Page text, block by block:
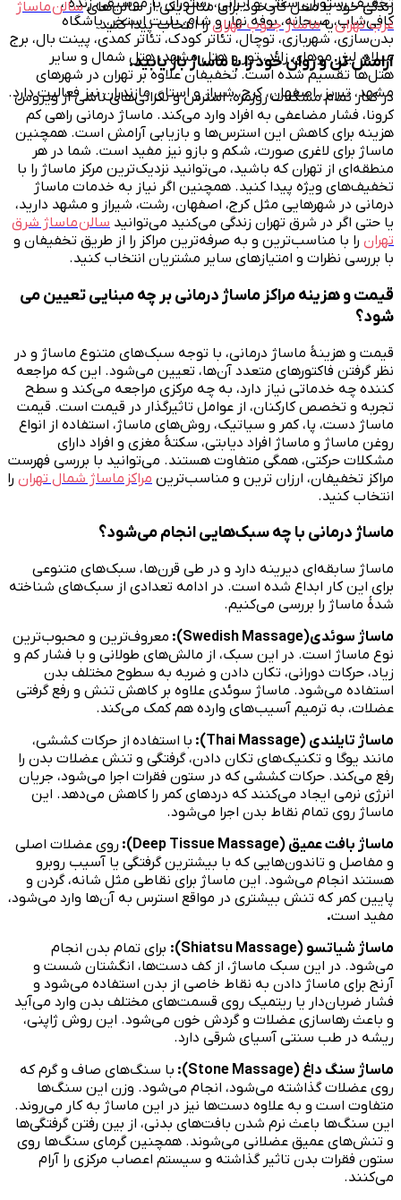
تخفیف رستوران سنتی و ایرانی، رستوران با موسیقی زنده ،
کافی‌شاپ، صبحانه، بوفه نهار و شام، بلیت استخر، باشگاه
بدن‌سازی، شهربازی، توچال، تئاتر کودک، تئاتر کمدی، پینت بال، برج
میلاد، لیزر موهای زائد، تور و هتل مشهد، هتل شمال و سایر
هتل‌ها تقسیم شده است. تخفیفان علاوه بر تهران در شهرهای
مشهد، تبریز، اصفهان، کرج، شیراز و استان مازندران نیز فعالیت دارد.
زندگی خود یا محل کار خود برای مثال یکی از سالن‌هایسالنماساژ
غرب تهرانیاماساژ جنوب تهرانرا انتخاب پیدا کنید.
آرامش تن و روان خود را با ماساژ باز یابید.
در کنار تمام مشکلات روزمره، استرس و نگرانی‌های ناشی از ویروس
کرونا، فشار مضاعفی به افراد وارد می‌کند. ماساژ درمانی راهی کم
هزینه برای کاهش این استرس‌ها و بازیابی آرامش است. همچنین
ماساژ برای لاغری صورت، شکم و بازو نیز مفید است. شما در هر
منطقه‌ای از تهران که باشید، می‌توانید نزدیک‌ترین مرکز ماساژ را با
تخفیف‌های ویژه پیدا کنید. همچنین اگر نیاز به خدمات ماساژ
درمانی در شهرهایی مثل کرج، اصفهان، رشت، شیراز و مشهد دارید،
یا حتی اگر در شرق تهران زندگی می‌کنید می‌توانید سالنماساژ شرق
تهران را با مناسب‌ترین و به صرفه‌ترین مراکز را از طریق تخفیفان و
با بررسی نظرات و امتیازهای سایر مشتریان انتخاب کنید.
قیمت و هزینه مراکز ماساژ درمانی بر چه مبنایی تعیین می
شود؟
قیمت و هزینهٔ ماساژ درمانی، با توجه سبک‌های متنوع ماساژ و در
نظر گرفتن فاکتورهای متعدد آن‌ها، تعیین می‌شود. این که مراجعه
کننده چه خدماتی نیاز دارد، به چه مرکزی مراجعه می‌کند و سطح
تجربه و تخصص کارکنان، از عوامل تاثیرگذار در قیمت است. قیمت
ماساژ دست، پا، کمر و سیاتیک، روش‌های ماساژ، استفاده از انواع
روغن ماساژ و ماساژ افراد دیابتی، سکتهٔ مغزی و افراد دارای
مشکلات حرکتی، همگی متفاوت هستند. می‌توانید با بررسی فهرست
مراکز تخفیفان، ارزان ترین و مناسب‌ترین مراکز ماساژ شمال تهران را
انتخاب کنید.
ماساژ درمانی با چه سبک‌هایی انجام می‌شود؟
ماساژ سابقه‌ای دیرینه دارد و در طی قرن‌ها، سبک‌های متنوعی
برای این کار ابداع شده است. در ادامه تعدادی از سبک‌های شناخته
شدهٔ ماساژ را بررسی می‌کنیم.
ماساژ سوئدی(Swedish Massage
): معروف‌ترین و محبوب‌ترین
نوع ماساژ است. در این سبک، از مالش‌های طولانی و با فشار کم و
زیاد، حرکات دورانی، تکان دادن و ضربه به سطوح مختلف بدن
استفاده می‌شود. ماساژ سوئدی علاوه بر کاهش تنش و رفع گرفتی
عضلات، به ترمیم آسیب‌های وارده هم کمک می‌کند.
ماساژ تایلندی (Thai Massage
): با استفاده از حرکات کششی،
مانند یوگا و تکنیک‌های تکان دادن، گرفتگی و تنش عضلات بدن را
رفع می‌کند. حرکات کششی که در ستون فقرات اجرا می‌شود، جریان
انرژی نرمی ایجاد می‌کنند که دردهای کمر را کاهش می‌دهد. این
ماساژ روی تمام نقاط بدن اجرا می‌شود.
ماساژ بافت عمیق (Deep Tissue Massage
): روی عضلات اصلی
و مفاصل و تاندون‌هایی که با بیشترین گرفتگی یا آسیب روبرو
هستند انجام می‌شود. این ماساژ برای نقاطی مثل شانه‌، گردن و
پایین کمر که تنش بیشتری در مواقع استرس به آن‌ها وارد می‌شود،
مفید است.
ماساژ شیاتسو (Shiatsu Massage
): برای تمام بدن انجام
می‌شود. در این سبک ماساژ، از کف دست‌ها، انگشتان شست و
آرنج‌ برای ماساژ دادن به نقاط خاصی از بدن‌ استفاده می‌شود و
فشار ضربان‌دار یا ریتمیک روی قسمت‌های مختلف بدن وارد می‌آید
و باعث رهاسازی عضلات و گردش خون می‌شود. این روش ژاپنی،
ریشه در طب سنتی آسیای شرقی دارد.
ماساژ سنگ داغ (Stone Massage
): با سنگ‌های صاف و گرم که
روی عضلات گذاشته می‌شود، انجام می‌شود. وزن این سنگ‌ها
متفاوت است و به علاوه دست‌ها نیز در این ماساژ به کار می‌روند.
این سنگ‌ها باعث نرم شدن بافت‌های بدنی، از بین رفتن گرفتگی‌ها
و تنش‌های عمیق عضلانی می‌شوند. همچنین گرمای سنگ‌ها روی
ستون فقرات بدن تاثیر گذاشته و سیستم اعصاب مرکزی را آرام
می‌کنند.